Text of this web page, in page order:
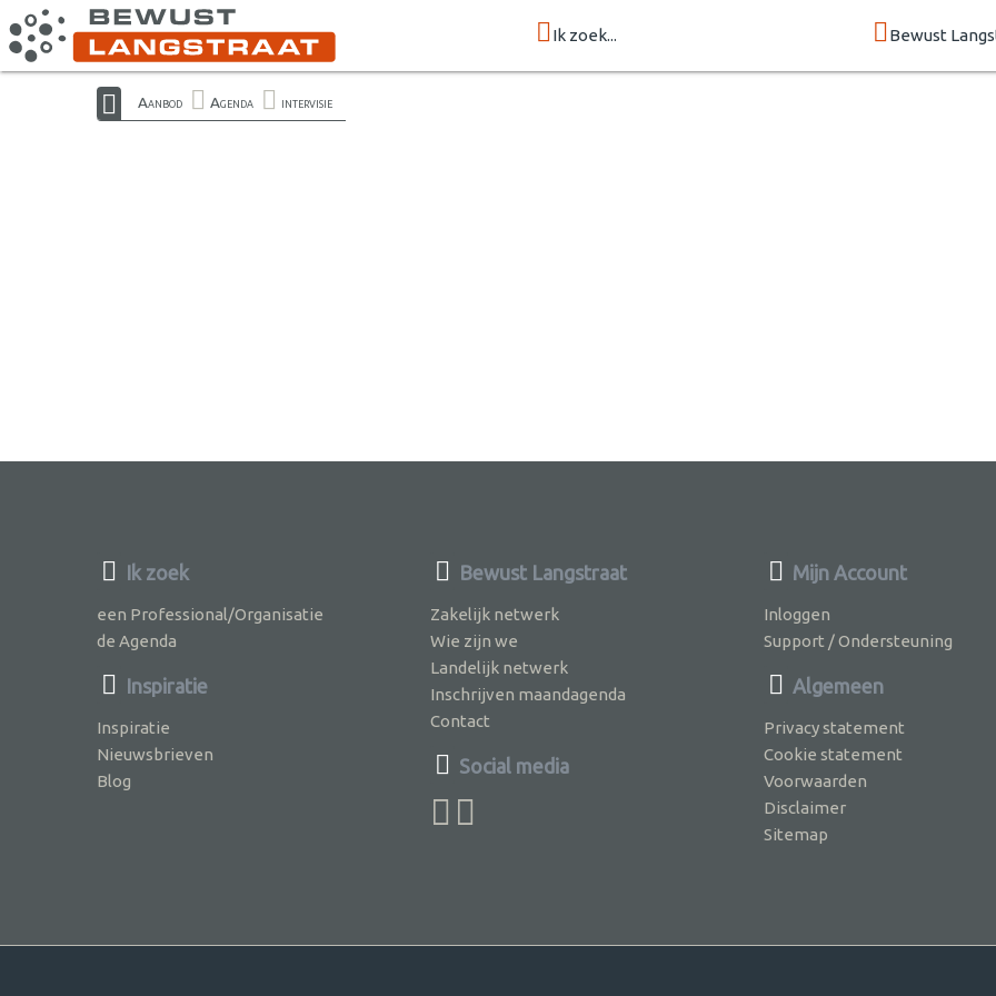
Ik zoek... Bewust
Aanbod Agenda intervisie
Ik zoek
een Professional/Organisatie
de Agenda
Inspiratie
Inspiratie
Nieuwsbrieven
Blog
Bewust Langstraat
Zakelijk netwerk
Wie zijn we
Landelijk netwerk
Inschrijven maandagenda
Contact
Social media
Mijn Account
Inloggen
Support / Ondersteuning
Algemeen
Privacy statement
Cookie statement
Voorwaarden
Disclaimer
Sitemap